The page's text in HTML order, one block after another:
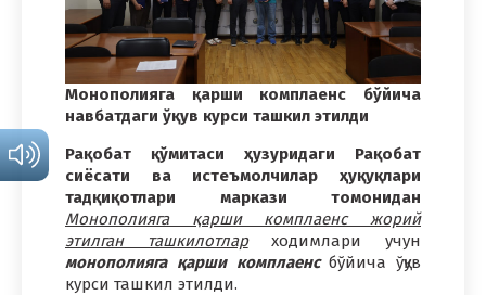
Монополияга қарши комплаенс бўйича
навбатдаги ўқув курси ташкил этилди
Рақобат қўмитаси ҳузуридаги Рақобат
сиёсати ва истеъмолчилар ҳуқуқлари
тадқиқотлари маркази томонидан
Монополияга қарши комплаенс жорий
этилган ташкилотларходимлари учун
монополияга қарши комплаенсбўйича ўқув
курси ташкил этилди.